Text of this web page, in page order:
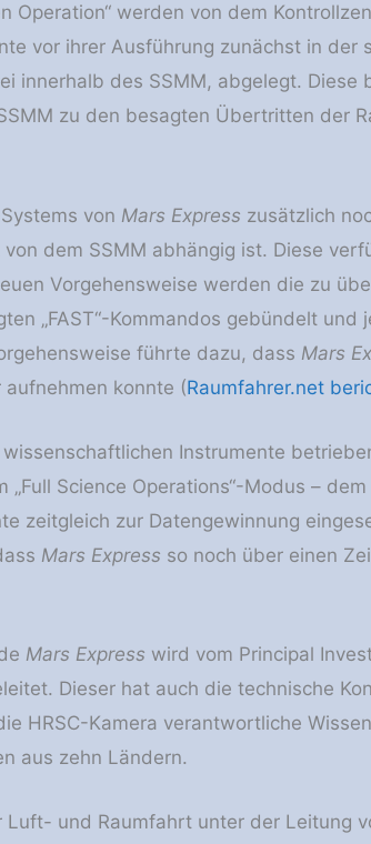
Operation“ werden von dem
vor ihrer Ausführung zunächst in der
innerhalb des SSMM, abgelegt. Diese
zu den besagten Übertritten der
von Mars Express zusätzlich
dem SSMM abhängig ist. Diese
Vorgehensweise werden die zu
„FAST“-Kommandos gebündelt und
führte dazu, dass Mars
konnte (Raumfahrer.net
Instrumente
Science Operations“-Modus –
zeitgleich zur Datengewinnung
Mars Express so noch über einen
Mars Express wird vom Principal
Dieser hat auch die technische
HRSC-Kamera verantwortliche
aus zehn Ländern.
und Raumfahrt unter der Leitung